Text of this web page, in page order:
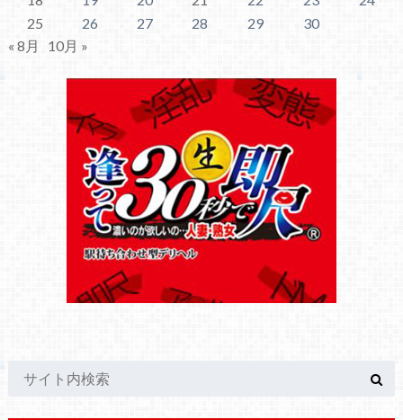
25
26 27 28 29
30
« 8月
10月 »